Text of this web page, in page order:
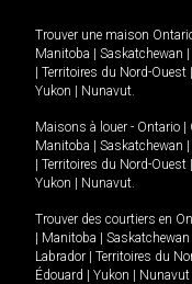
Trouver une maison
Manitoba | Saskatchewan |
| Territoires du Nord-Ouest |
Yukon | Nunavut
Maisons à louer - Ontario |
Manitoba | Saskatchewan |
| Territoires du Nord-Ouest |
Yukon | Nunavut
Trouver des courtiers en
| Manitoba | Saskatchewan
Labrador | Territoires du
Édouard | Yukon | Nunavut